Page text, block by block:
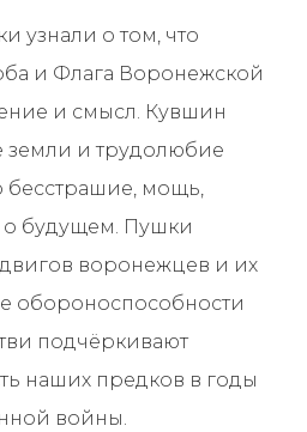
узнали о том, что
и Флага Воронежской
и смысл. Кувшин
земли и трудолюбие
бесстрашие, мощь,
о будущем. Пушки
воронежцев и их
обороноспособности
подчёркивают
наших предков в годы
войны.